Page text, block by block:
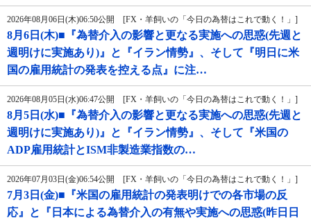
2026年08月06日(木)06:50公開 [FX・羊飼いの「今日の為替はこれで動く！」]
8月6日(木)■『為替介入の影響と更なる実施への思惑(先週と
週明けに実施あり)』と『イラン情勢』、そして『明日に米
国の雇用統計の発表を控える点』に注…
2026年08月05日(水)06:47公開 [FX・羊飼いの「今日の為替はこれで動く！」]
8月5日(水)■『為替介入の影響と更なる実施への思惑(先週と
週明けに実施あり)』と『イラン情勢』、そして『米国の
ADP雇用統計とISM非製造業指数の…
2026年07月03日(金)06:54公開 [FX・羊飼いの「今日の為替はこれで動く！」]
7月3日(金)■『米国の雇用統計の発表明けでの各市場の反
応』と『日本による為替介入の有無や実施への思惑(昨日日